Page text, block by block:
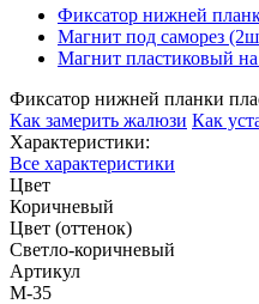
Фиксатор нижней
Магнит под саморез
Магнит пластиковый
Фиксатор нижней планки
Как замерить жалюзи Как
Характеристики:
Все характеристики
Цвет
Коричневый
Цвет (оттенок)
Светло-коричневый
Артикул
M-35